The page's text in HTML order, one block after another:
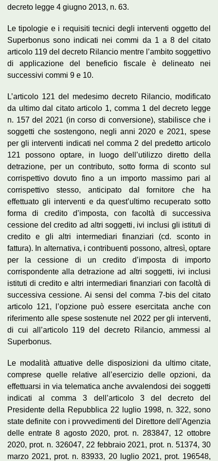
decreto legge 4 giugno 2013, n. 63.
Le tipologie e i requisiti tecnici degli interventi oggetto del
Superbonus sono indicati nei commi da 1 a 8 del citato
articolo 119 del decreto Rilancio mentre l’ambito soggettivo
di applicazione del beneficio fiscale è delineato nei
successivi commi 9 e 10.
L’articolo 121 del medesimo decreto Rilancio, modificato
da ultimo dal citato articolo 1, comma 1 del decreto legge
n. 157 del 2021 (in corso di conversione), stabilisce che i
soggetti che sostengono, negli anni 2020 e 2021, spese
per gli interventi indicati nel comma 2 del predetto articolo
121 possono optare, in luogo dell’utilizzo diretto della
detrazione, per un contributo, sotto forma di sconto sul
corrispettivo dovuto fino a un importo massimo pari al
corrispettivo stesso, anticipato dal fornitore che ha
effettuato gli interventi e da quest’ultimo recuperato sotto
forma di credito d’imposta, con facoltà di successiva
cessione del credito ad altri soggetti, ivi inclusi gli istituti di
credito e gli altri intermediari finanziari (cd. sconto in
fattura). In alternativa, i contribuenti possono, altresì, optare
per la cessione di un credito d’imposta di importo
corrispondente alla detrazione ad altri soggetti, ivi inclusi
istituti di credito e altri intermediari finanziari con facoltà di
successiva cessione. Ai sensi del comma 7-bis del citato
articolo 121, l’opzione può essere esercitata anche con
riferimento alle spese sostenute nel 2022 per gli interventi,
di cui all’articolo 119 del decreto Rilancio, ammessi al
Superbonus.
Le modalità attuative delle disposizioni da ultimo citate,
comprese quelle relative all’esercizio delle opzioni, da
effettuarsi in via telematica anche avvalendosi dei soggetti
indicati al comma 3 dell’articolo 3 del decreto del
Presidente della Repubblica 22 luglio 1998, n. 322, sono
state definite con i provvedimenti del Direttore dell’Agenzia
delle entrate 8 agosto 2020, prot. n. 283847, 12 ottobre
2020, prot. n. 326047, 22 febbraio 2021, prot. n. 51374, 30
marzo 2021, prot. n. 83933, 20 luglio 2021, prot. 196548,